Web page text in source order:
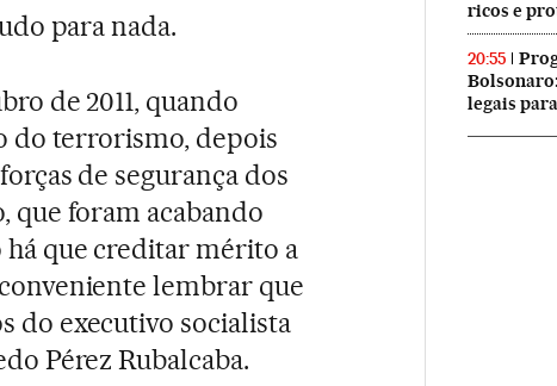
para nada.
de 2011, quando
do terrorismo, depois
de segurança dos
que foram acabando
há que creditar mérito a
lembrar que
do executivo socialista
Pérez Rubalcaba.
ricos e
20:55
legais